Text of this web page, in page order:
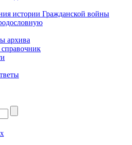
истории Гражданской войны
архива